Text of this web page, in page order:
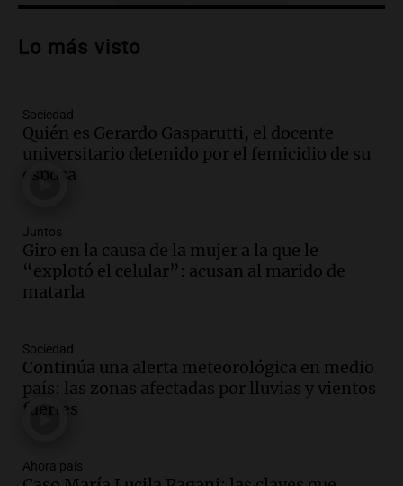
Audio.Carolina Losada: "Faltó que el
ley de propiedad privada
Audio.
en Rosario contra la ley de Propiedad
Privada.
Viva la Radio Rosario
Audio.
la ley de Propiedad Privada debatida en
el Senado.
Viva la Radio Rosario
por la Ley de Tierras: "Construyeron un
relato mentiroso"
Informados al regreso
Episodios
gran expo, con concurso de panificados
Lo más visto
Sociedad
Quién es Gerardo Gasparutti, el docente
universitario detenido por el femicidio de su
esposa
Juntos
Giro en la causa de la mujer a la que le
“explotó el celular”: acusan al marido de
matarla
Sociedad
Continúa una alerta meteorológica en medio
país: las zonas afectadas por lluvias y vientos
fuertes
Ahora país